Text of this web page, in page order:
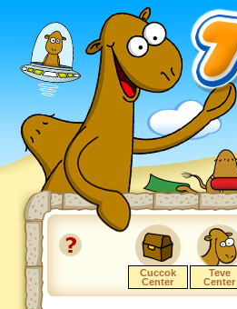
Cuccok
Center
Teve
Center